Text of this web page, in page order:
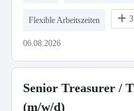
Flexible Arbeitszeiten 3
06.08.2026
Senior Treasurer /
(m/w/d)